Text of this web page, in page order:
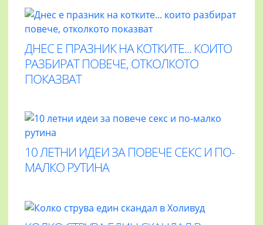
ДНЕС Е ПРАЗНИК НА КОТКИТЕ... КОИТО
РАЗБИРАТ ПОВЕЧЕ, ОТКОЛКОТО
ПОКАЗВАТ
10 ЛЕТНИ ИДЕИ ЗА ПОВЕЧЕ СЕКС И ПО-
МАЛКО РУТИНА